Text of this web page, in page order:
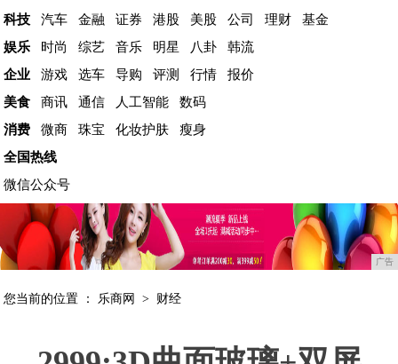
科技
汽车 金融 证券 港股 美股 公司 理财
基金
娱乐
时尚 综艺 音乐 明星 八卦
韩流
企业
游戏 选车 导购 评测 行情
报价
美食
商讯 通信 人工智能
数码
消费
微商 珠宝 化妆护肤
瘦身
全国热线
微信公众号
广告
您当前的位置 ： 乐商网 > 财经